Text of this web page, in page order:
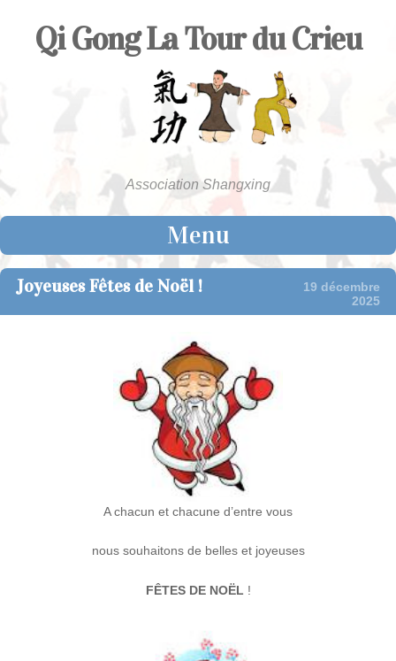
Qi Gong La Tour du Crieu
Association Shangxing
Menu
Skip to content
Joyeuses Fêtes de Noël !
19 décembre
2025
A chacun et chacune d’entre vous
nous souhaitons de belles et joyeuses
FÊTES DE NOËL !